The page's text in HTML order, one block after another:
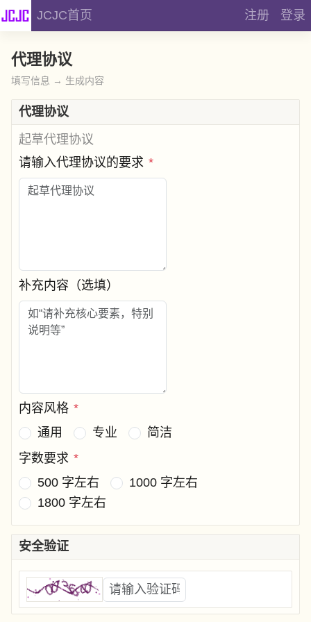
JCJC首页 注册 登录
代理协议
填写信息 → 生成内容
代理协议
起草代理协议
请输入代理协议的要求 *
补充内容（选填）
内容风格 *
通用
专业
简洁
字数要求 *
500 字左右
1000 字左右
1800 字左右
安全验证